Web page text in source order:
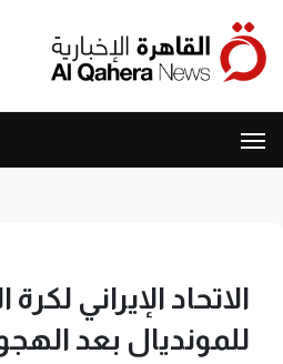
الاتحاد الإيراني
للمونديال بعد